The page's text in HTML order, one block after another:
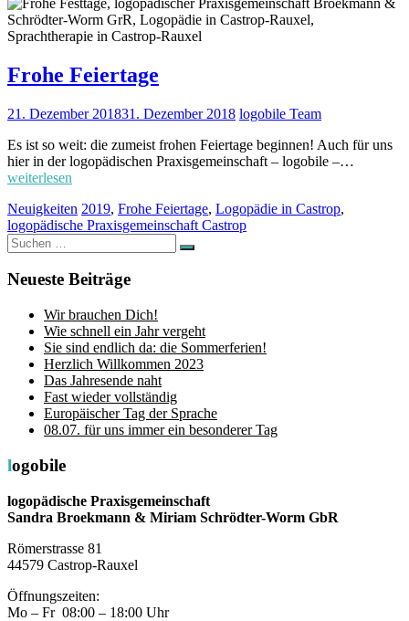
Frohe Feiertage
21. Dezember 201831. Dezember 2018 logobile Team
Es ist so weit: die zumeist frohen Feiertage beginnen! Auch für uns
hier in der logopädischen Praxisgemeinschaft – logobile –…
weiterlesen
Neuigkeiten 2019, Frohe Feiertage, Logopädie in Castrop,
logopädische Praxisgemeinschaft Castrop
Suchen
nach:
Suchen
Neueste Beiträge
Wir brauchen Dich!
Wie schnell ein Jahr vergeht
Sie sind endlich da: die Sommerferien!
Herzlich Willkommen 2023
Das Jahresende naht
Fast wieder vollständig
Europäischer Tag der Sprache
08.07. für uns immer ein besonderer Tag
logobile
logopädische Praxisgemeinschaft
Sandra Broekmann & Miriam Schrödter-Worm GbR
Römerstrasse 81
44579 Castrop-Rauxel
Öffnungszeiten:
Mo – Fr 08:00 – 18:00 Uhr